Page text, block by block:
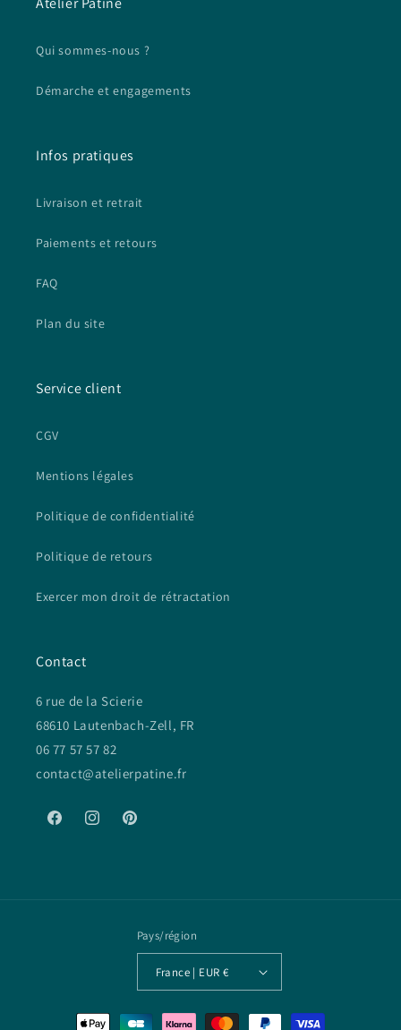
Qui sommes-nous ?
Démarche et engagements
Infos pratiques
Livraison et retrait
Paiements et retours
FAQ
Plan du site
Service client
CGV
Mentions légales
Politique de confidentialité
Politique de retours
Exercer mon droit de rétractation
Contact
6 rue de la Scierie
68610 Lautenbach-Zell, FR
06 77 57 57 82
contact@atelierpatine.fr
FacebookInstagramPinterest
Pays/région
France | EUR €
Moyens